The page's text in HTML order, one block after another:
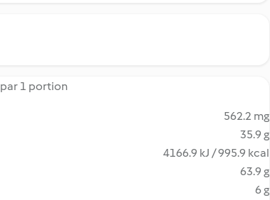
par 1 portion
562.2 mg
35.9 g
4166.9 kJ / 995.9 kcal
63.9 g
6 g